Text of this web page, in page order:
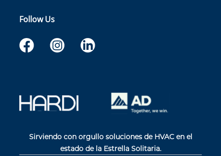
Follow Us
Sirviendo con orgullo soluciones de HVAC en el
estado de la Estrella Solitaria.